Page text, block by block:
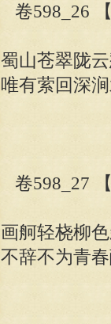
卷598_26
蜀山苍翠陇
唯有萦回深
卷598_27
画舸轻桡柳
不辞不为青